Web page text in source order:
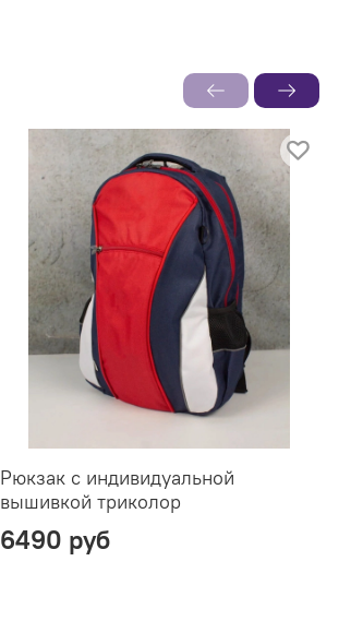
Рюкзак с индивидуальной
вышивкой триколор
6490 руб